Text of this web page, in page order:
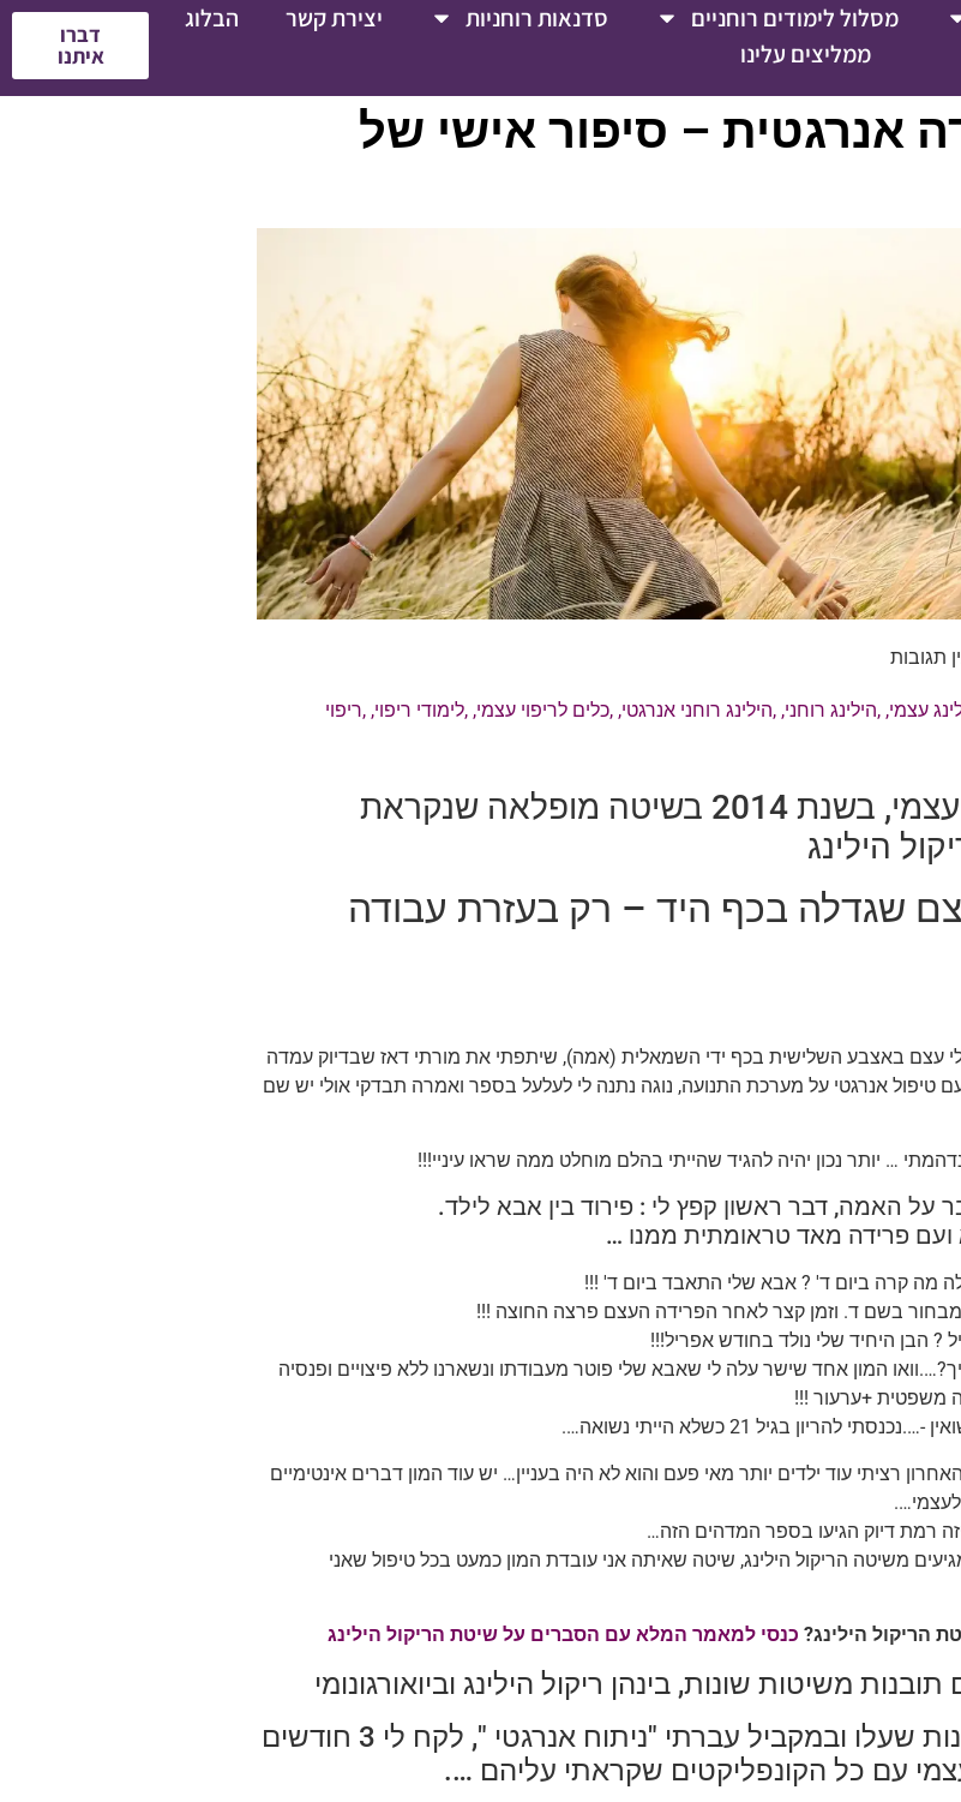
מסלול לימודים רוחניים סדנאות רוחניות יצירת קשר
הבלוג
ממליצים עלינו
דברו
איתנו
אנרגטית – סיפור אישי של
תגובות
עצמי, ,הילינג רוחני, ,הילינג רוחני אנרגטי, ,כלים לריפוי עצמי, ,לימודי ריפוי, ,ריפוי
כך ריפיתי את עצמי, בשנת 2014 בשיטה מופלאה שנקראת
הילינג
שגדלה בכף היד – רק בעזרת עבודה
עצם באצבע השלישית בכף ידי השמאלית (אמה), שיתפתי את מורתי דאז שבדיוק עמדה
טיפול אנרגטי על מערכת התנועה, נוגה נתנה לי לעלעל בספר ואמרה תבדקי אולי יש שם
… יותר נכון יהיה להגיד שהייתי בהלם מוחלט ממה שראו עיניי!!!
על האמה, דבר ראשון קפץ לי : פירוד בין אבא לילד.
ועם פרידה מאד טראומתית ממנו …
מה קרה ביום ד' ? אבא שלי התאבד ביום ד' !!!
מבחור בשם ד. וזמן קצר לאחר הפרידה העצם פרצה החוצה !!!
הבן היחיד שלי נולד בחודש אפריל!!!
המון אחד שישר עלה לי שאבא שלי פוטר מעבודתו ונשארנו ללא פיצויים ופנסיה
משפטית +ערעור !!!
להריון בגיל 21 כשלא הייתי נשואה….
רציתי עוד ילדים יותר מאי פעם והוא לא היה בעניין… יש עוד המון דברים אינטימיים
רמת דיוק הגיעו בספר המדהים הזה…
משיטה הריקול הילינג, שיטה שאיתה אני עובדת המון כמעט בכל טיפול שאני
הריקול הילינג? כנסי למאמר המלא עם הסברים על שיטת הריקול הילינג
משיטות שונות, בינהן ריקול הילינג וביואורגונומי
עבדתי עם התובנות שעלו ובמקביל עברתי "ניתוח אנרגטי ", לקח לי 3 חודשים
עם כל הקונפליקטים שקראתי עליהם ….